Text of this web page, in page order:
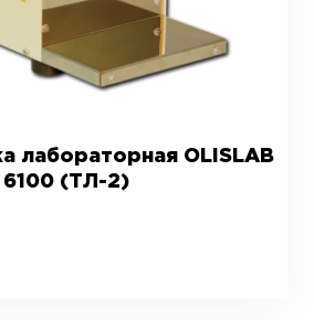
лабораторная OLISLAB
6100 (ТЛ-2)